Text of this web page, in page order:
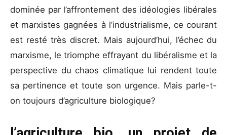
dominée par l’affrontement des idéologies libérales
et marxistes gagnées à l’industrialisme, ce courant
est resté très discret. Mais aujourd’hui, l’échec du
marxisme, le triomphe effrayant du libéralisme et la
perspective du chaos climatique lui rendent toute
sa pertinence et toute son urgence. Mais parle-t-
on toujours d’agriculture biologique?